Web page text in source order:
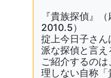
『貴族探偵』（
2010.5）
掟上今日子さ
派な探偵と言
ご紹介するの
理しない自称